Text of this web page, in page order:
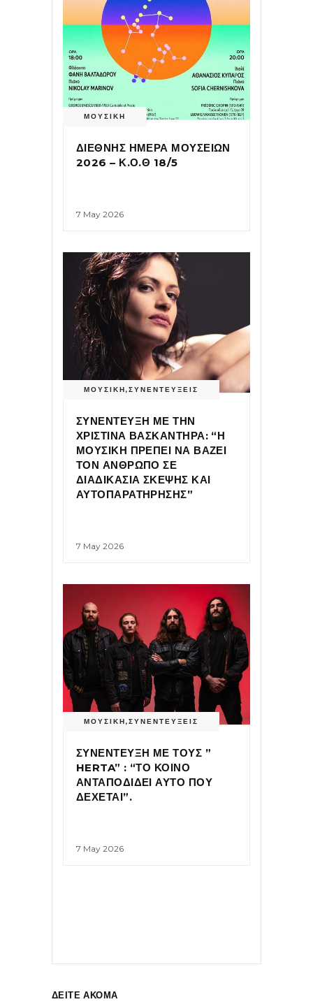
ΜΟΥΣΙΚΗ
ΔΙΕΘΝΗΣ ΗΜΕΡΑ ΜΟΥΣΕΙΩΝ
2026 – Κ.Ο.Θ 18/5
7 May 2026
ΜΟΥΣΙΚΗ,ΣΥΝΕΝΤΕΥΞΕΙΣ
ΣΥΝΕΝΤΕΥΞΗ ΜΕ ΤΗΝ
ΧΡΙΣΤΙΝΑ ΒΑΣΚΑΝΤΗΡΑ: “Η
ΜΟΥΣΙΚΗ ΠΡΕΠΕΙ ΝΑ ΒΑΖΕΙ
ΤΟΝ ΑΝΘΡΩΠΟ ΣΕ
ΔΙΑΔΙΚΑΣΙΑ ΣΚΕΨΗΣ ΚΑΙ
ΑΥΤΟΠΑΡΑΤΗΡΗΣΗΣ”
7 May 2026
ΜΟΥΣΙΚΗ,ΣΥΝΕΝΤΕΥΞΕΙΣ
ΣΥΝΕΝΤΕΥΞΗ ΜΕ ΤΟΥΣ ”
HERTA” : “ΤΟ ΚΟΙΝΟ
ΑΝΤΑΠΟΔΙΔΕΙ ΑΥΤΟ ΠΟΥ
ΔΕΧΕΤΑΙ”.
7 May 2026
ΔΕΙΤΕ ΑΚΟΜΑ